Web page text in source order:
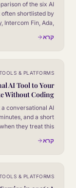
of the six AI
shortlisted by
Intercom Fin, Ada,
no fake winner.
קרא
& PLATFORMS
AI Tool to Your
Without Coding
conversational AI
and a short
they treat this
קרא
& PLATFORMS